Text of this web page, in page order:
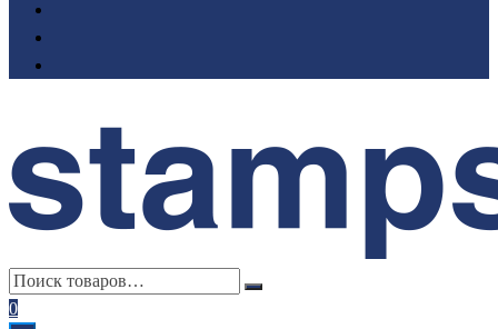
0